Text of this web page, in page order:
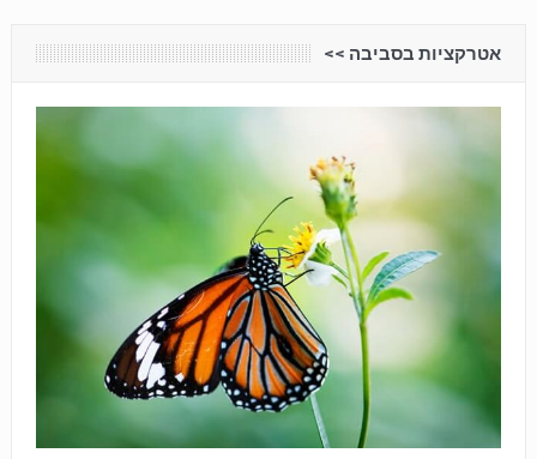
אטרקציות בסביבה <<